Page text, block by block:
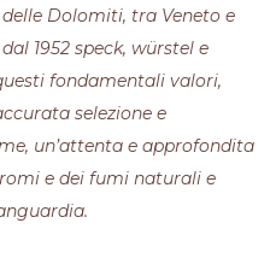
delle Dolomiti, tra Veneto e
1952 speck, würstel e
fondamentali valori,
selezione e
un’attenta e approfondita
e dei fumi naturali e